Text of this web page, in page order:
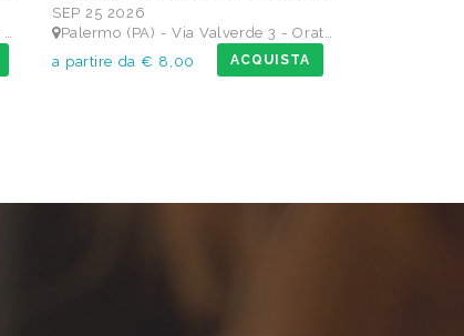
SEP 25 2026
Palermo (PA) - Via Valverde 3 - Oratorio Santa Cita
a partire da € 8,00
ACQUISTA